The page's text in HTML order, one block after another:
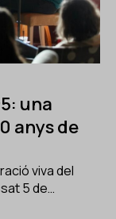
una
anys de
viva del
5 de…